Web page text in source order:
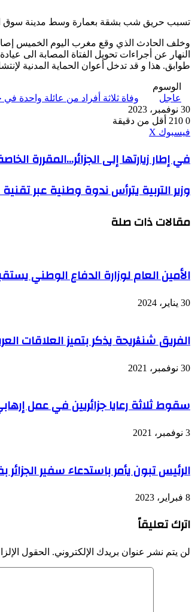
تسبب حريق شب بشقة بعمارة وسط مدينة سوق
طوابق. هذا و قد تدخل أعوان الحماية المدنية
الوسوم
عاجل
وفاة ثلاثة أفراد من عائلة واحدة في
30 نوفمبر، 2023
0
أقل من دقيقة
فيسبوك ‫X
في
إطار
إلى
الجزائر...المقررة
للأمم
ضيفة
المديرية
للأمن
في إطار زيارتها إلى الجزائر...المقررة
وزير
التربية
ندوة
المرئي
وزير التربية يترأس ندوة وطنية عبر تقنية
مقالات ذات صلة
الأمين العام لوزارة الدفاع الوطني
30 يناير، 2024
الفريق شنڨريحة يذكر بتميز العلاقات
30 نوفمبر، 2021
سقوط ثلاثة رعايا جزائريين في عمل
3 نوفمبر، 2021
الرئيس تبون يأمر باستدعاء سفير الجزائر
8 فبراير، 2023
اترك تعليقاً
لن يتم نشر عنوان بريدك الإلكتروني. الحقول